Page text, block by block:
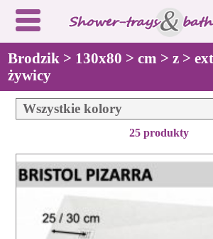
Brodzik > 130x80 > cm > z >
żywicy
25 produkty